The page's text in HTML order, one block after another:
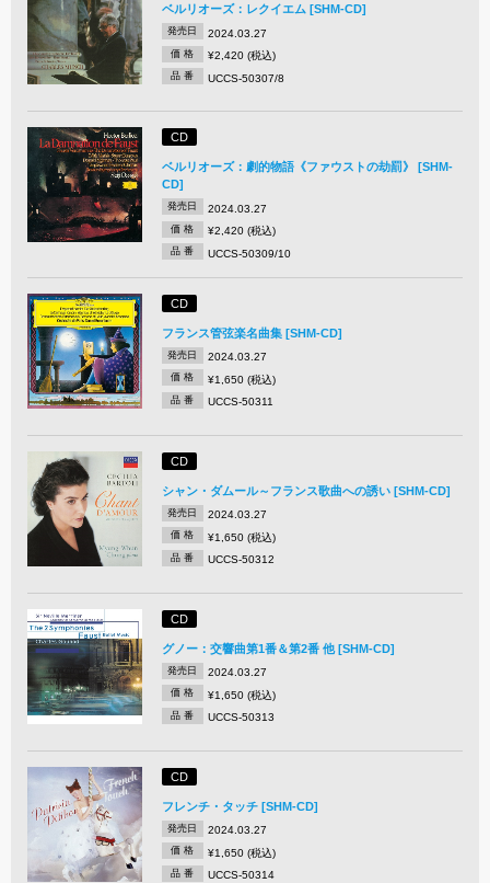
ベルリオーズ：レクイエム [SHM-CD]
発売日 2024.03.27
価 格 ¥2,420 (税込)
品 番 UCCS-50307/8
CD
ベルリオーズ：劇的物語《ファウストの劫罰》 [SHM-
CD]
発売日 2024.03.27
価 格 ¥2,420 (税込)
品 番 UCCS-50309/10
CD
フランス管弦楽名曲集 [SHM-CD]
発売日 2024.03.27
価 格 ¥1,650 (税込)
品 番 UCCS-50311
CD
シャン・ダムール～フランス歌曲への誘い [SHM-CD]
発売日 2024.03.27
価 格 ¥1,650 (税込)
品 番 UCCS-50312
CD
グノー：交響曲第1番＆第2番 他 [SHM-CD]
発売日 2024.03.27
価 格 ¥1,650 (税込)
品 番 UCCS-50313
CD
フレンチ・タッチ [SHM-CD]
発売日 2024.03.27
価 格 ¥1,650 (税込)
品 番 UCCS-50314